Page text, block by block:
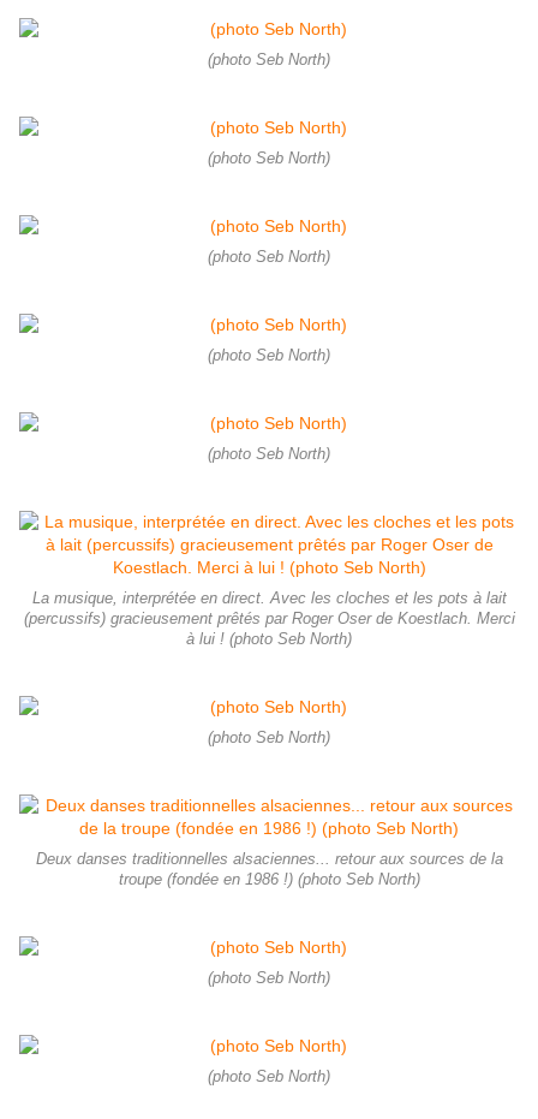
(photo Seb North)
(photo Seb North)
(photo Seb North)
(photo Seb North)
(photo Seb North)
La musique, interprétée en direct. Avec les cloches et les pots à lait
(percussifs) gracieusement prêtés par Roger Oser de Koestlach. Merci
à lui ! (photo Seb North)
(photo Seb North)
Deux danses traditionnelles alsaciennes... retour aux sources de la
troupe (fondée en 1986 !) (photo Seb North)
(photo Seb North)
(photo Seb North)